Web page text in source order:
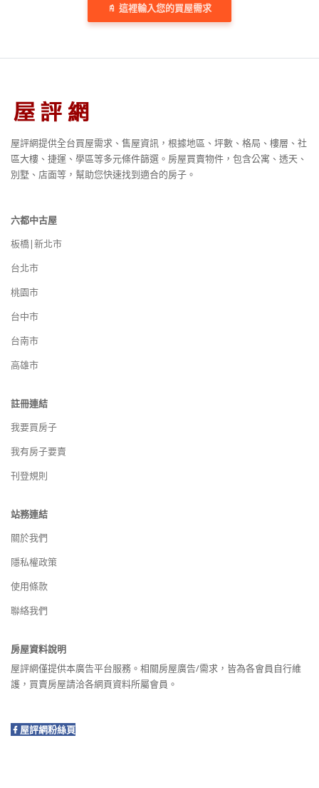
這裡輸入您的買屋需求
屋評網提供全台買屋需求、售屋資訊，根據地區、坪數、格局、樓層、社
區大樓、捷運、學區等多元條件篩選。房屋買賣物件，包含公寓、透天、
別墅、店面等，幫助您快速找到適合的房子。
六都中古屋
板橋|新北市
台北市
桃園市
台中市
台南市
高雄市
註冊連結
我要買房子
我有房子要賣
刊登規則
站務連結
關於我們
隱私權政策
使用條款
聯絡我們
房屋資料說明
屋評網僅提供本廣告平台服務。相關房屋廣告/需求，皆為各會員自行維
護，買賣房屋請洽各網頁資料所屬會員。
屋評網粉絲頁